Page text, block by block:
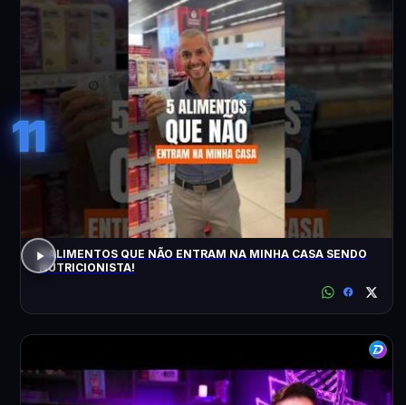
11
5 ALIMENTOS QUE NÃO ENTRAM NA MINHA CASA SENDO
NUTRICIONISTA!